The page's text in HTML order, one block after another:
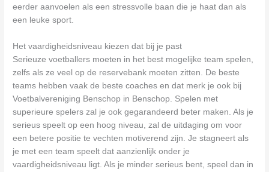
eerder aanvoelen als een stressvolle baan die je haat dan als
een leuke sport.
Het vaardigheidsniveau kiezen dat bij je past
Serieuze voetballers moeten in het best mogelijke team spelen,
zelfs als ze veel op de reservebank moeten zitten. De beste
teams hebben vaak de beste coaches en dat merk je ook bij
Voetbalvereniging Benschop in Benschop. Spelen met
superieure spelers zal je ook gegarandeerd beter maken. Als je
serieus speelt op een hoog niveau, zal de uitdaging om voor
een betere positie te vechten motiverend zijn. Je stagneert als
je met een team speelt dat aanzienlijk onder je
vaardigheidsniveau ligt. Als je minder serieus bent, speel dan in